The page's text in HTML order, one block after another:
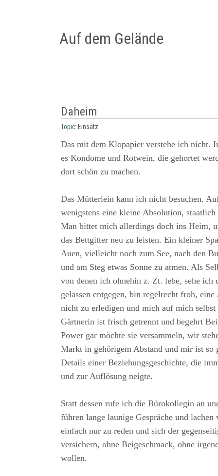
Auf dem Gelände
Daheim
Topic: Einsatz
Das mit dem Klopapier verstehe ich nicht.
es Kondome und Rotwein, die gehortet
dort schön zu machen.
Das Mütterlein kann ich nicht besuchen.
wenigstens eine kleine Absolution, staatlich
Man bittet mich allerdings doch ins Heim,
das Bettgitter neu zu leisten. Ein kleiner
Auen, vielleicht noch zum See, nach den
und am Steg etwas Sonne zu atmen. Als
von denen ich ohnehin z. Zt. lebe, sehe ich
gelassen entgegen, bin regelrecht froh,
nicht zu erledigen und mich auf mich
Gärtnerin ist frisch getrennt und begehrt
Power gar möchte sie versammeln, wir
Markt in gehörigem Abstand und mir ist so
Details einer Beziehungsgeschichte, die
und zur Auflösung neigte.
Statt dessen rufe ich die Bürokollegin an
führen lange launige Gespräche und
einfach nur zu reden und sich der
versichern, ohne Beigeschmack, ohne
wollen.